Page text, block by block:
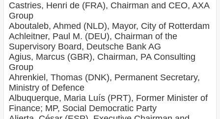
Castries, Henri de (FRA), Chairman and CEO, AXA
Group
Aboutaleb, Ahmed (NLD), Mayor, City of Rotterdam
Achleitner, Paul M. (DEU), Chairman of the
Supervisory Board, Deutsche Bank AG
Agius, Marcus (GBR), Chairman, PA Consulting
Group
Ahrenkiel, Thomas (DNK), Permanent Secretary,
Ministry of Defence
Albuquerque, Maria Luís (PRT), Former Minister of
Finance; MP, Social Democratic Party